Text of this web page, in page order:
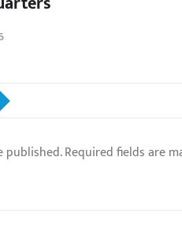
published.Required fields are